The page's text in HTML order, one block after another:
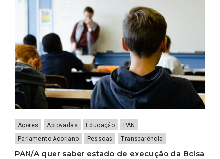
Açores Aprovadas Educação
PAN
Parlamento Açoriano
Pessoas Transparência
PAN/A quer saber estado de execução da Bolsa